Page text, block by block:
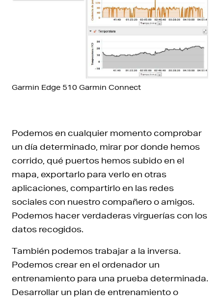
Garmin Edge 510 Garmin Connect
Podemos en cualquier momento comprobar
un día determinado, mirar por donde hemos
corrido, qué puertos hemos subido en el
mapa, exportarlo para verlo en otras
aplicaciones, compartirlo en las redes
sociales con nuestro compañero o amigos.
Podemos hacer verdaderas virguerías con los
datos recogidos.
También podemos trabajar a la inversa.
Podemos crear en el ordenador un
entrenamiento para una prueba determinada.
Desarrollar un plan de entrenamiento o